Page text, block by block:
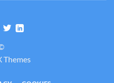
Themes